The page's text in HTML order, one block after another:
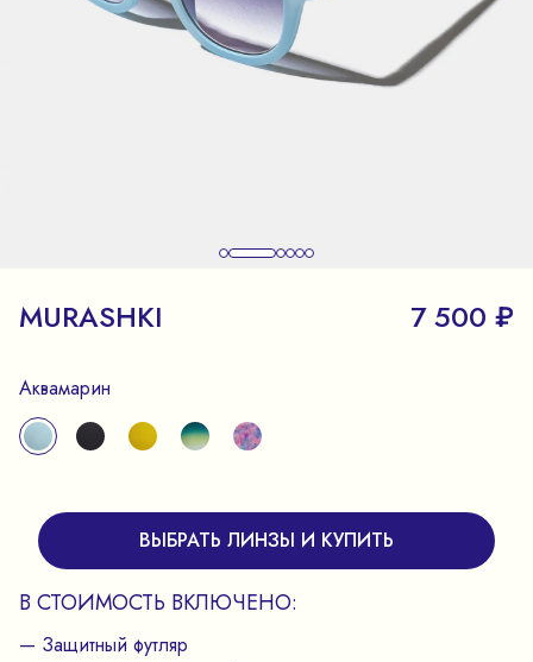
MURASHKI 7 500 ₽
Аквамарин
ВЫБРАТЬ ЛИНЗЫ И КУПИТЬ
В СТОИМОСТЬ ВКЛЮЧЕНО:
— Защитный футляр